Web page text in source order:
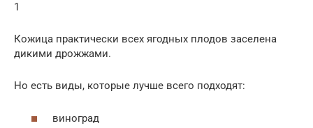
1
Кожица практически всех ягодных плодов заселена
дикими дрожжами.
Но есть виды, которые лучше всего подходят:
виноград